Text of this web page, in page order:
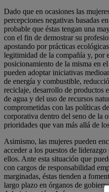
Dado que en ocasiones las
percepciones negativas basadas
probable que éstas tengan una
con el fin de demostrar su
apostando por prácticas
legitimidad de la compañía y, por
posicionamiento de la misma en
pueden adoptar iniciativas
de energía y combustible,
reciclaje, desarrollo de productos
de agua y del uso de recursos
comprometidas con las políticas
corporativa dentro del seno de la
prioridades que van más allá de
Asimismo, las mujeres pueden
acceder a los puestos de
ellos. Ante esta situación que
con cargos de responsabilidad
marginadas, éstas tienden a
largo plazo en órganos de